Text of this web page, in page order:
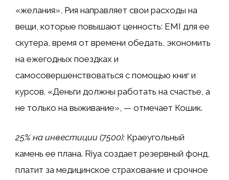
«желания», Рия направляет свои расходы на
вещи, которые повышают ценность: EMI для ее
скутера, время от времени обедать, экономить
на ежегодных поездках и
самосовершенствоваться с помощью книг и
курсов. «Деньги должны работать на счастье, а
не только на выживание», — отмечает Кошик.
25% на инвестиции (₹7500): Краеугольный
камень ее плана. Riya создает резервный фонд,
платит за медицинское страхование и срочное